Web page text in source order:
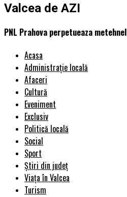
Valcea de AZI
PNL Prahova perpetueaza
Acasa
Administrație locală
Afaceri
Cultură
Eveniment
Exclusiv
Politică locală
Social
Sport
Știri din județ
Viața în Valcea
Turism